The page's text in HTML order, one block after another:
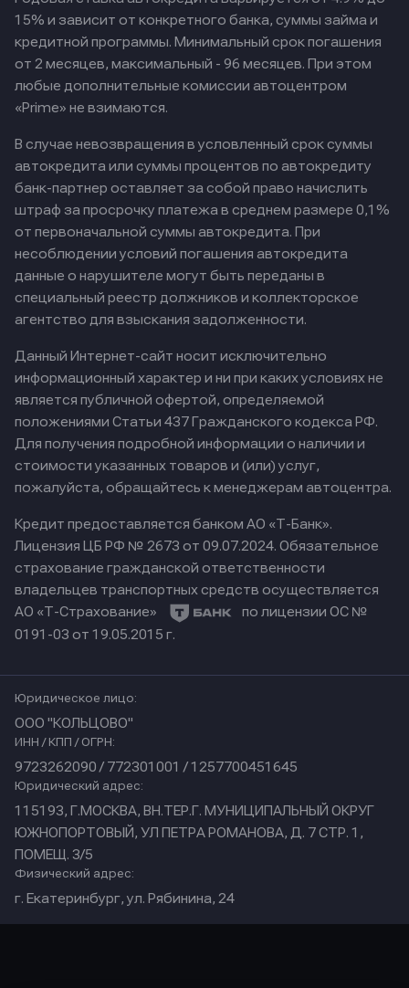
15% и зависит от конкретного банка, суммы займа и
кредитной программы. Минимальный срок погашения
от 2 месяцев, максимальный - 96 месяцев. При этом
любые дополнительные комиссии автоцентром
«Prime» не взимаются.
В случае невозвращения в условленный срок суммы
автокредита или суммы процентов по автокредиту
банк-партнер оставляет за собой право начислить
штраф за просрочку платежа в среднем размере 0,1%
от первоначальной суммы автокредита. При
несоблюдении условий погашения автокредита
данные о нарушителе могут быть переданы в
специальный реестр должников и коллекторское
агентство для взыскания задолженности.
Данный Интернет-сайт носит исключительно
информационный характер и ни при каких условиях не
является публичной офертой, определяемой
положениями Статьи 437 Гражданского кодекса РФ.
Для получения подробной информации о наличии и
стоимости указанных товаров и (или) услуг,
пожалуйста, обращайтесь к менеджерам автоцентра.
Кредит предоставляется банком АО «Т-Банк».
Лицензия ЦБ РФ № 2673 от 09.07.2024. Обязательное
страхование гражданской ответственности
владельцев транспортных средств осуществляется
АО «Т-Страхование»
по лицензии ОС №
0191-03 от 19.05.2015 г.
Юридическое лицо:
ООО "КОЛЬЦОВО"
ИНН / КПП / ОГРН:
9723262090 / 772301001 / 1257700451645
Юридический адрес:
115193, Г.МОСКВА, ВН.ТЕР.Г. МУНИЦИПАЛЬНЫЙ ОКРУГ
ЮЖНОПОРТОВЫЙ, УЛ ПЕТРА РОМАНОВА, Д. 7 СТР. 1,
ПОМЕЩ. 3/5
Физический адрес:
г. Екатеринбург, ул. Рябинина, 24